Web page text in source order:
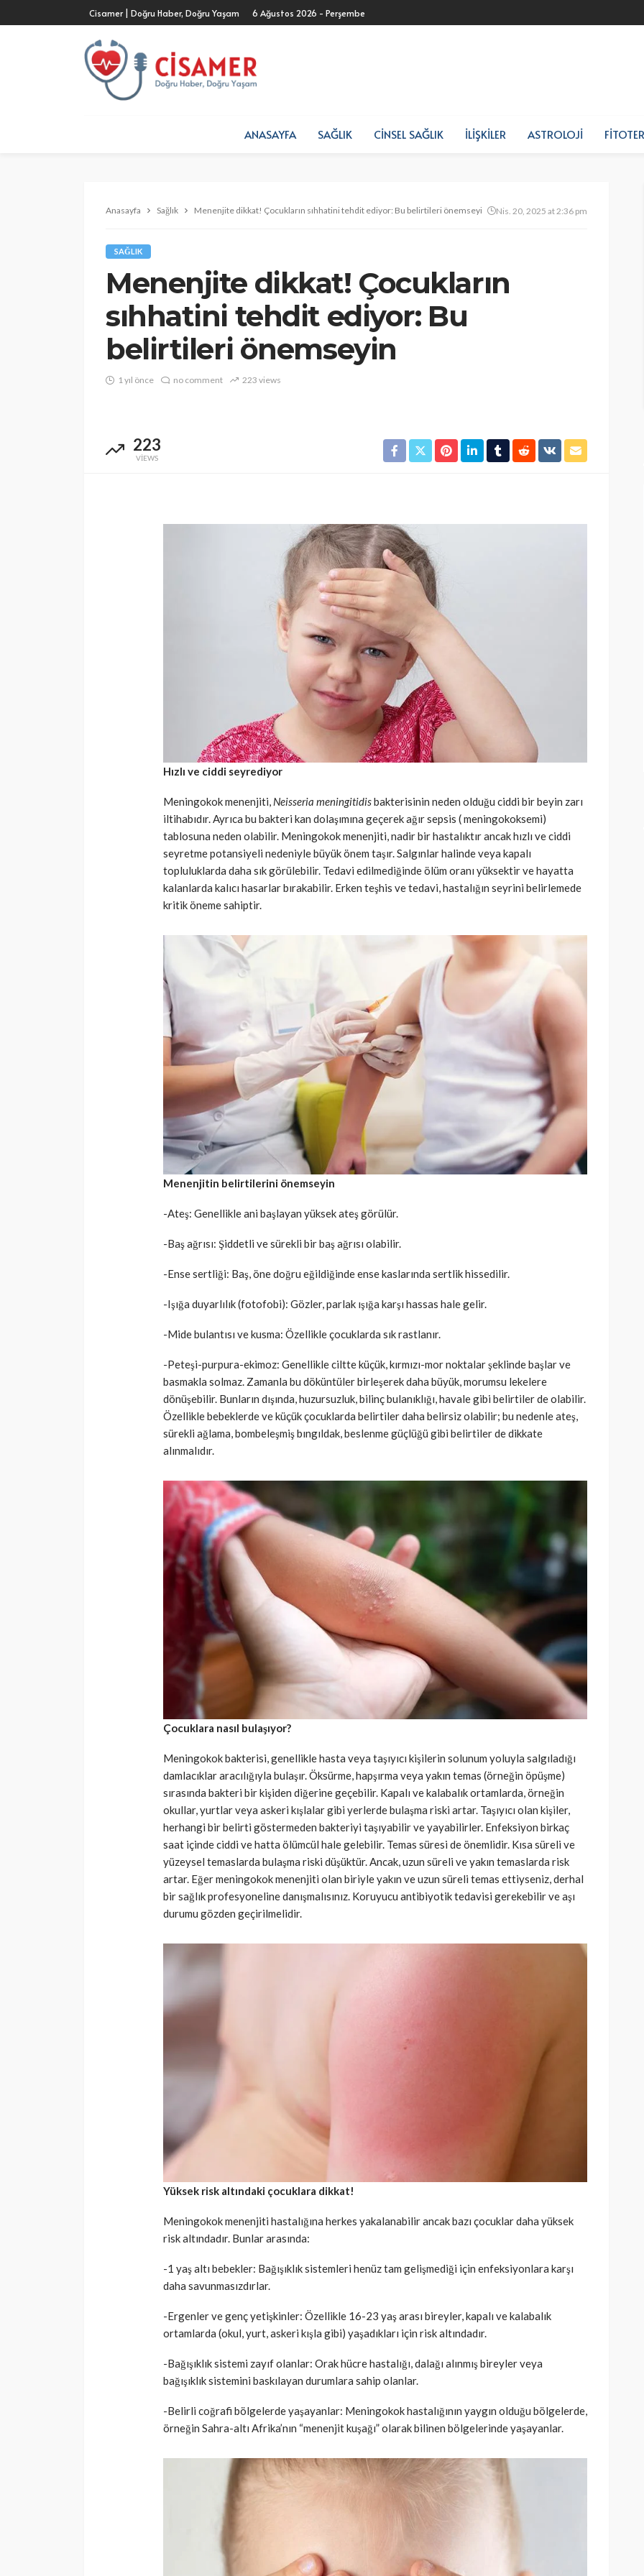
Cisamer | Doğru Haber, Doğru Yaşam 6 Ağustos 2026 - Perşembe
ANASAYFA SAĞLIK CINSEL SAĞLIK İLIŞKILER ASTROLOJI
Anasayfa Sağlık Menenjite dikkat! Çocukların sıhhatini tehdit ediyor: Bu belirtileri önemseyin Nis. 20, 2025 at 2:36 pm
SAĞLIK
Menenjite dikkat! Çocukların
sıhhatini tehdit ediyor: Bu
belirtileri önemseyin
1 yıl önce no comment 223 views
223
VIEWS
Hızlı ve ciddi seyrediyor
Meningokok menenjiti, Neisseria meningitidisbakterisinin neden olduğu ciddi bir beyin zarı
iltihabıdır. Ayrıca bu bakteri kan dolaşımına geçerek ağır sepsis ( meningokoksemi)
tablosuna neden olabilir. Meningokok menenjiti, nadir bir hastalıktır ancak hızlı ve ciddi
seyretme potansiyeli nedeniyle büyük önem taşır. Salgınlar halinde veya kapalı
topluluklarda daha sık görülebilir. Tedavi edilmediğinde ölüm oranı yüksektir ve hayatta
kalanlarda kalıcı hasarlar bırakabilir. Erken teşhis ve tedavi, hastalığın seyrini belirlemede
kritik öneme sahiptir.
Menenjitin belirtilerini önemseyin
-Ateş: Genellikle ani başlayan yüksek ateş görülür.
-Baş ağrısı: Şiddetli ve sürekli bir baş ağrısı olabilir.
-Ense sertliği: Baş, öne doğru eğildiğinde ense kaslarında sertlik hissedilir.
-Işığa duyarlılık (fotofobi): Gözler, parlak ışığa karşı hassas hale gelir.
-Mide bulantısı ve kusma: Özellikle çocuklarda sık rastlanır.
-Peteşi-purpura-ekimoz: Genellikle ciltte küçük, kırmızı-mor noktalar şeklinde başlar ve
basmakla solmaz. Zamanla bu döküntüler birleşerek daha büyük, morumsu lekelere
dönüşebilir. Bunların dışında, huzursuzluk, bilinç bulanıklığı, havale gibi belirtiler de olabilir.
Özellikle bebeklerde ve küçük çocuklarda belirtiler daha belirsiz olabilir; bu nedenle ateş,
sürekli ağlama, bombeleşmiş bıngıldak, beslenme güçlüğü gibi belirtiler de dikkate
alınmalıdır.
Çocuklara nasıl bulaşıyor?
Meningokok bakterisi, genellikle hasta veya taşıyıcı kişilerin solunum yoluyla salgıladığı
damlacıklar aracılığıyla bulaşır. Öksürme, hapşırma veya yakın temas (örneğin öpüşme)
sırasında bakteri bir kişiden diğerine geçebilir. Kapalı ve kalabalık ortamlarda, örneğin
okullar, yurtlar veya askeri kışlalar gibi yerlerde bulaşma riski artar. Taşıyıcı olan kişiler,
herhangi bir belirti göstermeden bakteriyi taşıyabilir ve yayabilirler. Enfeksiyon birkaç
saat içinde ciddi ve hatta ölümcül hale gelebilir. Temas süresi de önemlidir. Kısa süreli ve
yüzeysel temaslarda bulaşma riski düşüktür. Ancak, uzun süreli ve yakın temaslarda risk
artar. Eğer meningokok menenjiti olan biriyle yakın ve uzun süreli temas ettiyseniz, derhal
bir sağlık profesyoneline danışmalısınız. Koruyucu antibiyotik tedavisi gerekebilir ve aşı
durumu gözden geçirilmelidir.
Yüksek risk altındaki çocuklara dikkat!
Meningokok menenjiti hastalığına herkes yakalanabilir ancak bazı çocuklar daha yüksek
risk altındadır. Bunlar arasında:
-1 yaş altı bebekler: Bağışıklık sistemleri henüz tam gelişmediği için enfeksiyonlara karşı
daha savunmasızdırlar.
-Ergenler ve genç yetişkinler: Özellikle 16-23 yaş arası bireyler, kapalı ve kalabalık
ortamlarda (okul, yurt, askeri kışla gibi) yaşadıkları için risk altındadır.
-Bağışıklık sistemi zayıf olanlar: Orak hücre hastalığı, dalağı alınmış bireyler veya
bağışıklık sistemini baskılayan durumlara sahip olanlar.
-Belirli coğrafi bölgelerde yaşayanlar: Meningokok hastalığının yaygın olduğu bölgelerde,
örneğin Sahra-altı Afrika’nın “menenjit kuşağı” olarak bilinen bölgelerinde yaşayanlar.
Günde yalnızca 3 kısmı
yetiyor! Alzheimer riskine
karşı çelikten kalkan
Cisamer 3 ay önce 391
SAĞLIK
Türkiye’de de satılan bebek
mamasına toplatma kararı